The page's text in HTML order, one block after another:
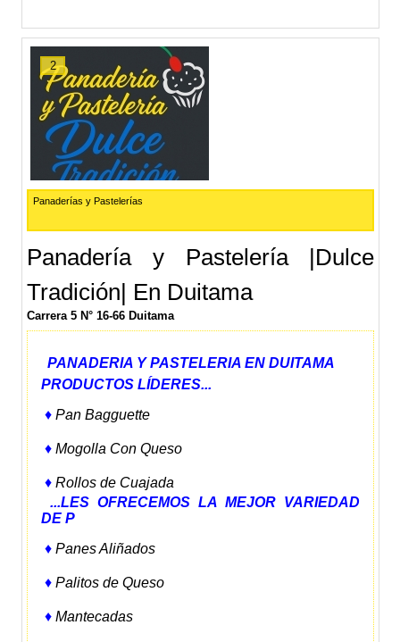
2
Panaderías y Pastelerías
Panadería y Pastelería |Dulce
Tradición| En Duitama
Carrera 5 N° 16-66 Duitama
PANADERIA Y PASTELERIA EN DUITAMA
PRODUCTOS LÍDERES...
♦ Pan Bagguette
♦ Mogolla Con Queso
♦ Rollos de Cuajada
...LES OFRECEMOS LA MEJOR VARIEDAD
DE P
♦ Panes Aliñados
♦ Palitos de Queso
♦ Mantecadas